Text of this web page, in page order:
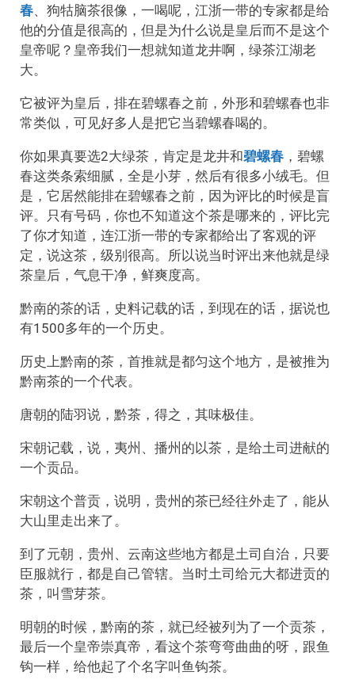
春、狗牯脑茶很像，一喝呢，江浙一带的专家都是给
他的分值是很高的，但是为什么说是皇后而不是这个
皇帝呢？皇帝我们一想就知道龙井啊，绿茶江湖老
大。
它被评为皇后，排在碧螺春之前，外形和碧螺春也非
常类似，可见好多人是把它当碧螺春喝的。
你如果真要选2大绿茶，肯定是龙井和碧螺春 ，碧螺
春这类条索细腻，全是小芽，然后有很多小绒毛。但
是，它居然能排在碧螺春之前，因为评比的时候是盲
评。只有号码，你也不知道这个茶是哪来的，评比完
了你才知道，连江浙一带的专家都给出了客观的评
定，说这茶，级别很高。所以说当时评出来他就是绿
茶皇后，气息干净，鲜爽度高。
黔南的茶的话，史料记载的话，到现在的话，据说也
有1500多年的一个历史。
历史上黔南的茶，首推就是都匀这个地方，是被推为
黔南茶的一个代表。
唐朝的陆羽说，黔茶，得之，其味极佳。
宋朝记载，说，夷州、播州的以茶，是给土司进献的
一个贡品。
宋朝这个普贡，说明，贵州的茶已经往外走了，能从
大山里走出来了。
到了元朝，贵州、云南这些地方都是土司自治，只要
臣服就行，都是自己管辖。当时土司给元大都进贡的
茶，叫雪芽茶。
明朝的时候，黔南的茶，就已经被列为了一个贡茶，
最后一个皇帝崇真帝，看这个茶弯弯曲曲的呀，跟鱼
钩一样，给他起了个名字叫鱼钩茶。